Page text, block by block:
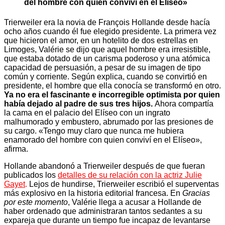
del hombre con quien conviví en el Elíseo»
Trierweiler era la novia de François Hollande desde hacía
ocho años cuando él fue elegido presidente. La primera vez
que hicieron el amor, en un hotelito de dos estrellas en
Limoges, Valérie se dijo que aquel hombre era irresistible,
que estaba dotado de un carisma poderoso y una atómica
capacidad de persuasión, a pesar de su imagen de tipo
común y corriente. Según explica, cuando se convirtió en
presidente, el hombre que ella conocía se transformó en otro.
Ya no era el fascinante e incorregible optimista por quien
había dejado al padre de sus tres hijos. Ahora compartía
la cama en el palacio del Elíseo con un ingrato
malhumorado y embustero, abrumado por las presiones de
su cargo. «Tengo muy claro que nunca me hubiera
enamorado del hombre con quien conviví en el Elíseo»,
afirma.
Hollande abandonó a Trierweiler después de que fueran
publicados los detalles de su relación con la actriz Julie
Gayet. Lejos de hundirse, Trierweiler escribió el superventas
más explosivo en la historia editorial francesa. En Gracias
por este momento, Valérie llega a acusar a Hollande de
haber ordenado que administraran tantos sedantes a su
expareja que durante un tiempo fue incapaz de levantarse